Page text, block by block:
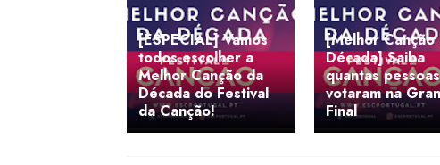
[ESPECIAL] Vamos
todos escolher a
Melhor Canção da
Década do Festival
da Canção!
[Melhor Canção
Década] Saiba
quantas pessoas
votaram na
Final